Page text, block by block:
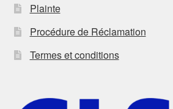
Plainte
Procédure de Réclamation
Termes et conditions